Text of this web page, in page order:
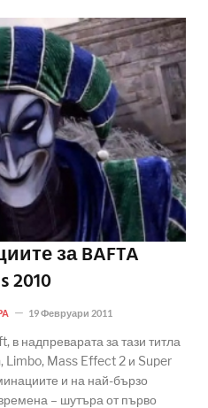
за BAFTA
2010
19 Февруари 2011
в надпреварата за тази титла
Limbo, Mass Effect 2 и Super
и на най-бързо
– шутъра от първо